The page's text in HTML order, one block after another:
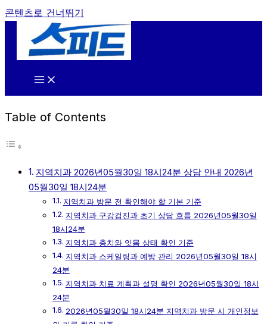
콘텐츠로 건너뛰기
Table of Contents
지역치과 2026년05월30일 18시24분 상담 안내 2026년
05월30일 18시24분
지역치과 방문 전 확인해야 할 기본 기준
지역치과 구강검진과 초기 상담 흐름 2026년05월30일
18시24분
지역치과 충치와 잇몸 상태 확인 기준
지역치과 스케일링과 예방 관리 2026년05월30일 18시
24분
지역치과 치료 계획과 설명 확인 2026년05월30일 18시
24분
2026년05월30일 18시24분 지역치과 방문 시 개인정보